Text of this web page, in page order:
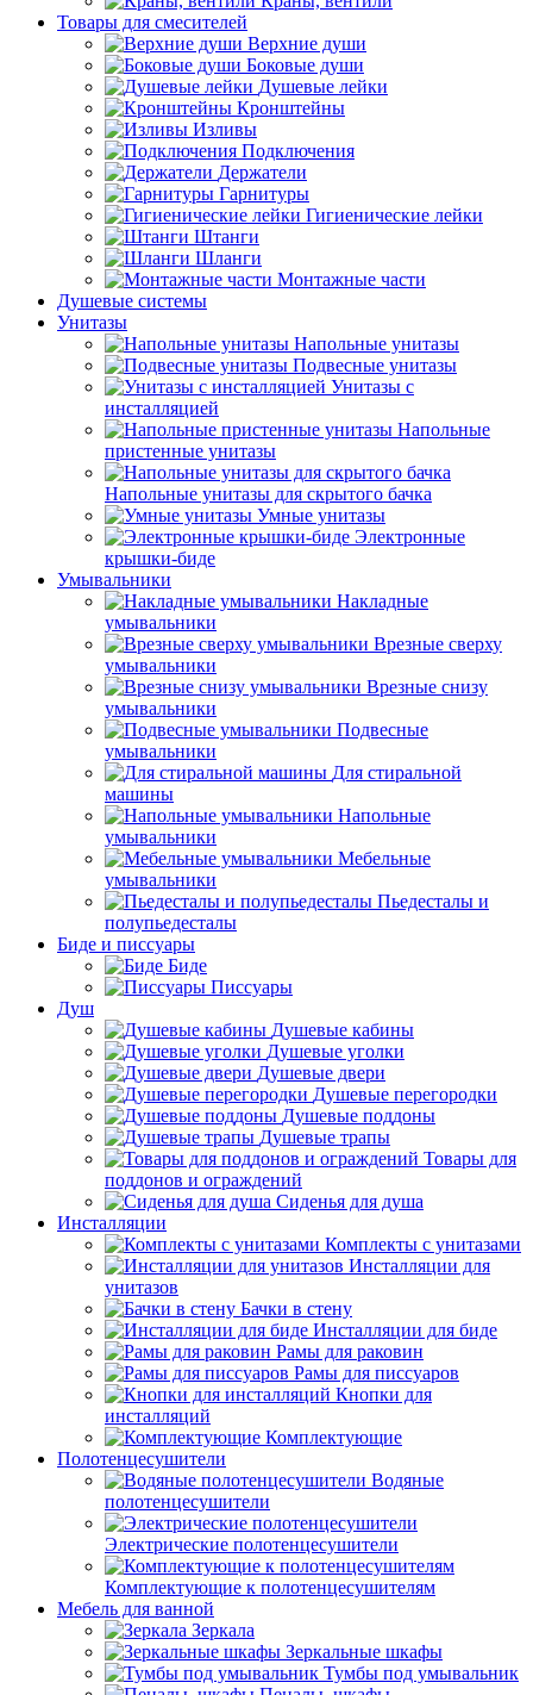
Товары для смесителей
Верхние души
Боковые души
Душевые лейки
Кронштейны
Изливы
Подключения
Держатели
Гарнитуры
Гигиенические лейки
Штанги
Шланги
Монтажные части
Душевые системы
Унитазы
Напольные унитазы
Подвесные унитазы
Унитазы с
инсталляцией
Напольные
пристенные унитазы
Напольные унитазы для скрытого бачка
Умные унитазы
Электронные
крышки-биде
Умывальники
Накладные
умывальники
Врезные сверху
умывальники
Врезные снизу
умывальники
Подвесные
умывальники
Для стиральной
машины
Напольные
умывальники
Мебельные
умывальники
Пьедесталы и
полупьедесталы
Биде и писсуары
Биде
Писсуары
Душ
Душевые кабины
Душевые уголки
Душевые двери
Душевые перегородки
Душевые поддоны
Душевые трапы
Товары для
поддонов и ограждений
Сиденья для душа
Инсталляции
Комплекты с унитазами
Инсталляции для
унитазов
Бачки в стену
Инсталляции для биде
Рамы для раковин
Рамы для писсуаров
Кнопки для
инсталляций
Комплектующие
Полотенцесушители
Водяные
полотенцесушители
Электрические полотенцесушители
Комплектующие к полотенцесушителям
Мебель для ванной
Зеркала
Зеркальные шкафы
Тумбы под умывальник